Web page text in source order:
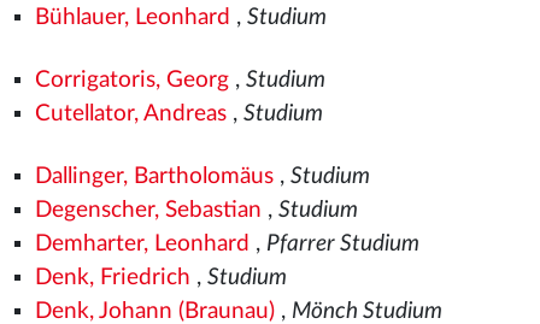
Bühlauer, Leonhard , Studium
Corrigatoris, Georg, Studium
Cutellator, Andreas, Studium
Dallinger, Bartholomäus, Studium
Degenscher, Sebastian , Studium
Demharter, Leonhard , Pfarrer Studium
Denk, Friedrich , Studium
Denk, Johann (Braunau), Mönch Studium